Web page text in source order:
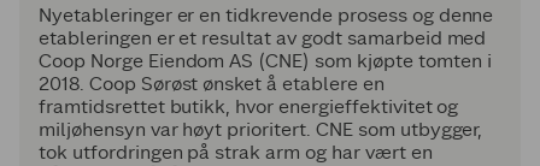
Nyetableringer er en tidkrevende prosess og denne
etableringen er et resultat av godt samarbeid med
Coop Norge Eiendom AS (CNE) som kjøpte tomten i
2018. Coop Sørøst ønsket å etablere en
framtidsrettet butikk, hvor energieffektivitet og
miljøhensyn var høyt prioritert. CNE som utbygger,
tok utfordringen på strak arm og har vært en